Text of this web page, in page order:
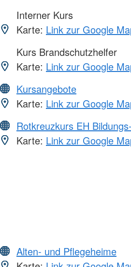
Interner Kurs
Karte: Link zur Google
Kurs Brandschutzhelfer
Karte: Link zur Google
Kursangebote
Karte: Link zur Google
Rotkreuzkurs EH
Karte: Link zur Google
Alten- und Pflegeheime